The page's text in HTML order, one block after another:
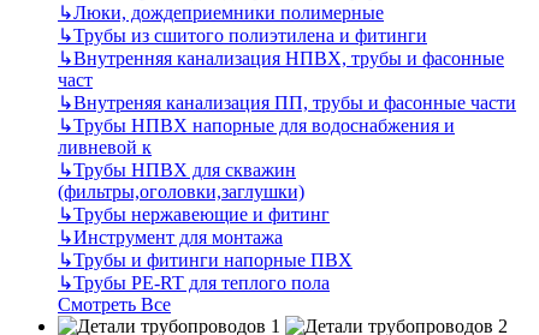
↳Люки, дождеприемники полимерные
↳Трубы из сшитого полиэтилена и фитинги
↳Внутренняя канализация НПВХ, трубы и фасонные
част
↳Внутреняя канализация ПП, трубы и фасонные части
↳Трубы НПВХ напорные для водоснабжения и
ливневой к
↳Трубы НПВХ для скважин
(фильтры,оголовки,заглушки)
↳Трубы нержавеющие и фитинг
↳Инструмент для монтажа
↳Трубы и фитинги напорные ПВХ
↳Трубы PE-RT для теплого пола
Смотреть Все